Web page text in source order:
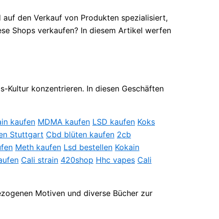
den Verkauf von Produkten spezialisiert,
Shops verkaufen? In diesem Artikel werfen
Kultur konzentrieren. In diesen Geschäften
kaufen MDMA kaufen LSD kaufen Koks
Stuttgart Cbd blüten kaufen 2cb
Meth kaufen Lsd bestellen Kokain
Cali strain 420shop Hhc vapes Cali
Motiven und diverse Bücher zur